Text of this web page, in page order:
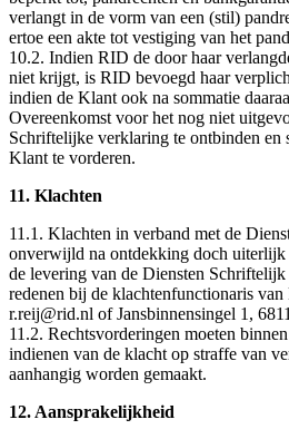
verlangt in de vorm van een (stil)
ertoe een akte tot vestiging van het
10.2. Indien RID de door haar
niet krijgt, is RID bevoegd haar
indien de Klant ook na sommatie
Overeenkomst voor het nog niet
Schriftelijke verklaring te ontbinden en
Klant te vorderen.
11. Klachten
11.1. Klachten in verband met de
onverwijld na ontdekking doch uiterlijk
de levering van de Diensten Schriftelijk
redenen bij de klachtenfunctionaris
r.reij@rid.nl of Jansbinnensingel 1,
11.2. Rechtsvorderingen moeten
indienen van de klacht op straffe van
aanhangig worden gemaakt.
12. Aansprakelijkheid